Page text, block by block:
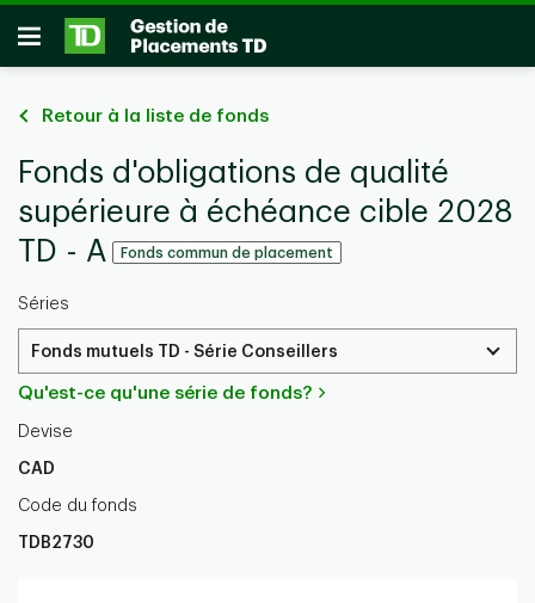
Passer au contenu principal
Ouvrir
Retour à la liste de fonds
Fonds d'obligations de qualité
supérieure à échéance cible 2028
TD - A
Fonds commun de placement
Séries
Fonds mutuels TD - Série Conseillers
Qu'est-ce qu'une série de fonds?
Devise
CAD
Code du fonds
TDB2730